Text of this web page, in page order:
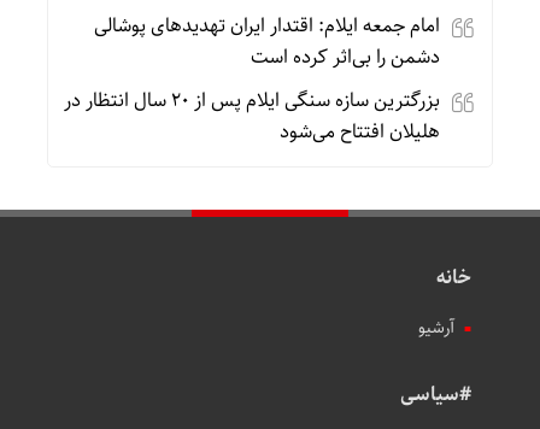
امام جمعه ایلام: اقتدار ایران تهدیدهای پوشالی
دشمن را بی‌اثر کرده است
بزرگترین سازه سنگی ایلام پس از ۲۰ سال انتظار در
هلیلان افتتاح می‌شود
خانه
آرشیو
#سیاسی